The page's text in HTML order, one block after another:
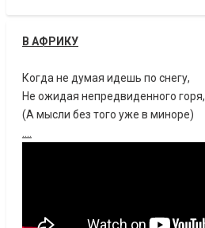
В АФРИКУ
Когда не думая идешь по снегу,
Не ожидая непредвиденного горя,
(А мысли без того уже в миноре)